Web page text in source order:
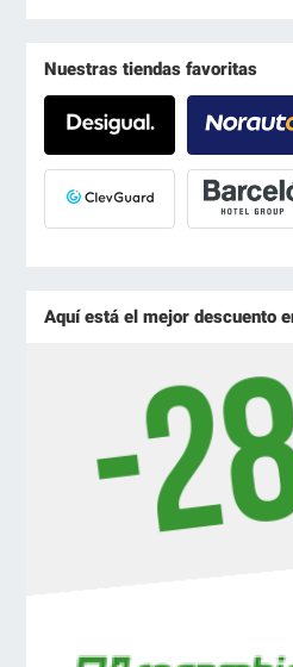
Nuestras tiendas favoritas
Aquí está el mejor descuento